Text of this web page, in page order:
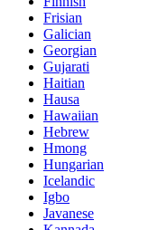
Frisian
Galician
Georgian
Gujarati
Haitian
Hausa
Hawaiian
Hebrew
Hmong
Hungarian
Icelandic
Igbo
Javanese